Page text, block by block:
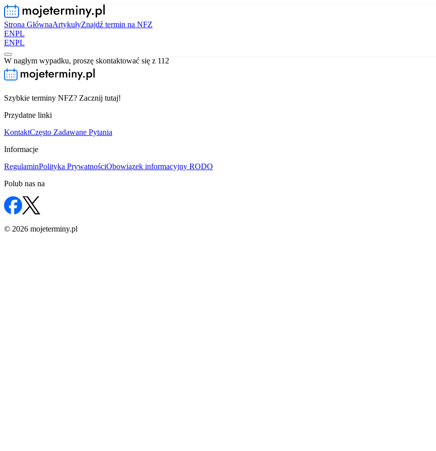
Strona GłównaArtykułyZnajdź termin na NFZ
ENPL
ENPL
W nagłym wypadku, proszę skontaktować się z 112
Szybkie terminy NFZ? Zacznij tutaj!
Przydatne linki
KontaktCzęsto Zadawane Pytania
Informacje
RegulaminPolityka PrywatnościObowiązek informacyjny RODO
Polub nas na
© 2026 mojeterminy.pl